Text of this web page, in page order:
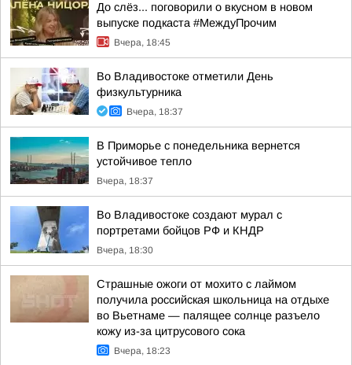
До слёз... поговорили о вкусном в новом
выпуске подкаста #МеждуПрочим
Вчера, 18:45
Во Владивостоке отметили День
физкультурника
Вчера, 18:37
В Приморье с понедельника вернется
устойчивое тепло
Вчера, 18:37
Во Владивостоке создают мурал с
портретами бойцов РФ и КНДР
Вчера, 18:30
Страшные ожоги от мохито с лаймом
получила российская школьница на отдыхе
во Вьетнаме — палящее солнце разъело
кожу из-за цитрусового сока
Вчера, 18:23